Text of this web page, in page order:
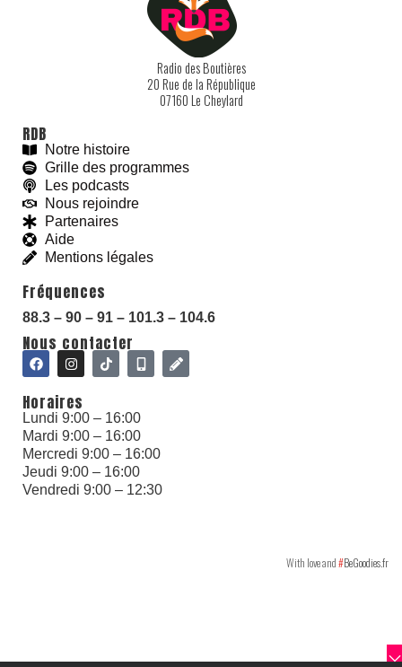
With love and
Radio des Boutières
20 Rue de la République
07160 Le Cheylard
RDB
Notre histoire
Grille des programmes
Les podcasts
Nous rejoindre
Partenaires
Aide
Mentions légales
Fréquences
88.3 – 90 – 91 – 101.3 – 104.6
Nous contacter
Horaires
Lundi 9:00 – 16:00
Mardi 9:00 – 16:00
Mercredi 9:00 – 16:00
Jeudi 9:00 – 16:00
Vendredi 9:00 – 12:30
With love and#BeGoodies.fr